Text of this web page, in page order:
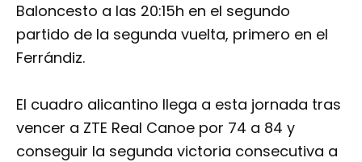
Baloncesto a las 20:15h en el segundo
partido de la segunda vuelta, primero en el
Ferrándiz.
El cuadro alicantino llega a esta jornada tras
vencer a ZTE Real Canoe por 74 a 84 y
conseguir la segunda victoria consecutiva a